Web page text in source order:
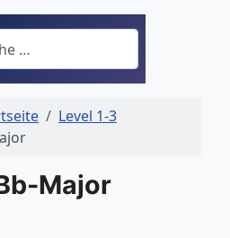
Level 1-3
Major